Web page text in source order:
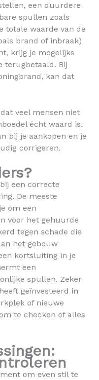
een duurdere
spullen zoals
totale waarde van de
brand of inbraak)
krijg je mogelijks
terugbetaald. Bij
kan dat
veel mensen niet
écht waard is.
bij je aankopen en je
corrigeren.
een correcte
De meeste
om een
voor het gehuurde
tegen schade die
het gebouw
kortsluiting in je
een
spullen. Zeker
geïnvesteerd in
of nieuwe
te checken of alles
om even stil te